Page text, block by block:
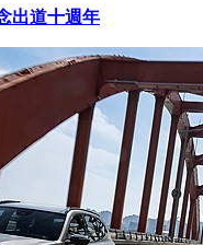
出道十週年